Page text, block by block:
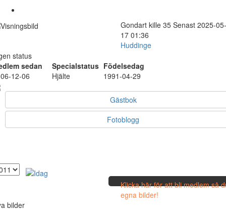
Gondart kille 35 Senast 2025-05-
17 01:36
Huddinge
status
sedan
Specialstatus Födelsedag
12-06
Hjälte 1991-04-29
Gästbok
Fotoblogg
Klicka här för att bli medlem så
egna bilder!
bilder